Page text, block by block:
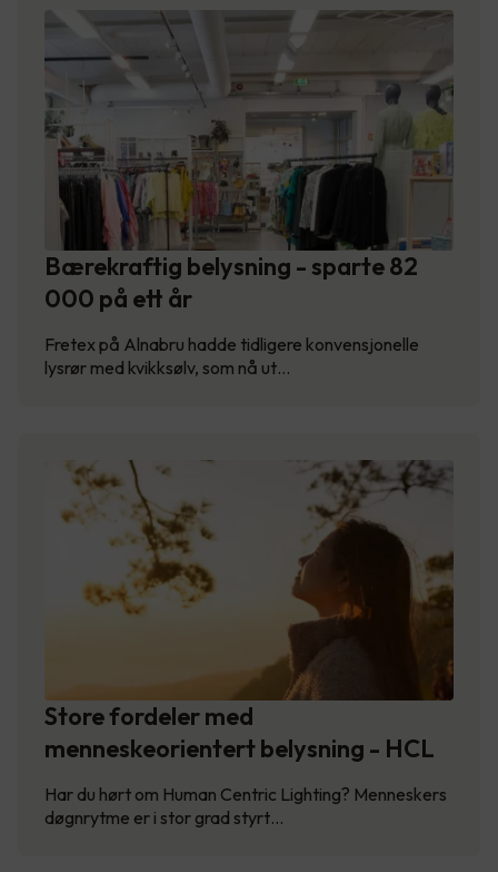
Bærekraftig belysning - sparte 82
000 på ett år
Fretex på Alnabru hadde tidligere konvensjonelle
lysrør med kvikksølv, som nå ut…
Store fordeler med
menneskeorientert belysning - HCL
Har du hørt om Human Centric Lighting? Menneskers
døgnrytme er i stor grad styrt…